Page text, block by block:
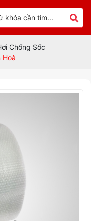
Chống Sốc
Hoà